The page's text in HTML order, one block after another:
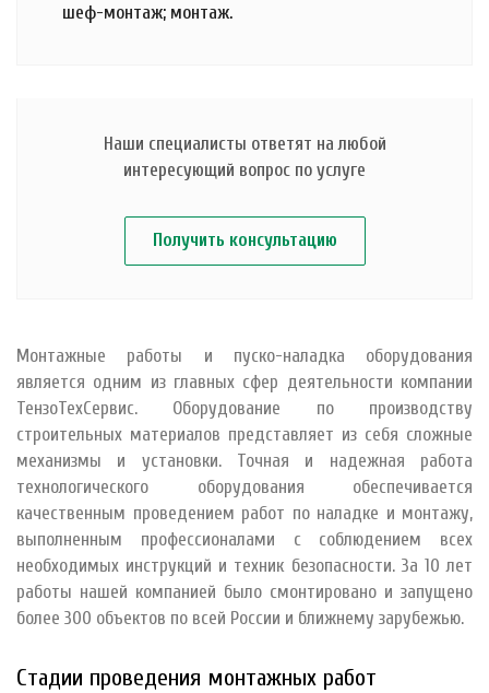
шеф-монтаж; монтаж.
Наши специалисты ответят на любой
интересующий вопрос по услуге
Получить консультацию
Монтажные работы и пуско-наладка оборудования
является одним из главных сфер деятельности компании
ТензоТехСервис. Оборудование по производству
строительных материалов представляет из себя сложные
механизмы и установки. Точная и надежная работа
технологического оборудования обеспечивается
качественным проведением работ по наладке и монтажу,
выполненным профессионалами с соблюдением всех
необходимых инструкций и техник безопасности. За 10 лет
работы нашей компанией было смонтировано и запущено
более 300 объектов по всей России и ближнему зарубежью.
Стадии проведения монтажных работ